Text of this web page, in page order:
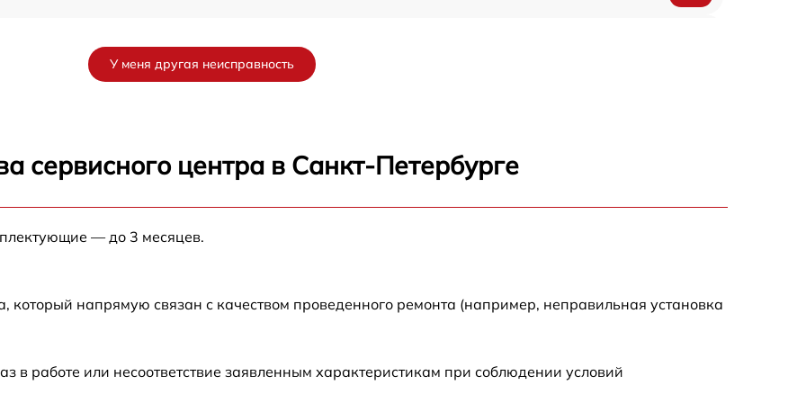
от 60 мин
У меня другая неисправность
сервисного центра в Санкт-Петербурге
— до 3 месяцев.
который напрямую связан с качеством проведенного ремонта (например, неправильная установка
в работе или несоответствие заявленным характеристикам при соблюдении условий